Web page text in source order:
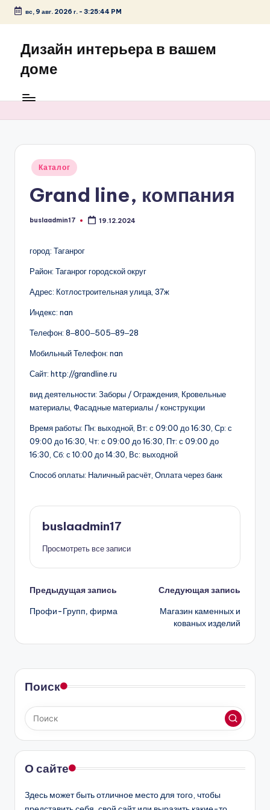
Перейти
содержимому
вс, 9 авг. 2026 г.- 3:25:44 PM
Дизайн интерьера в вашем
доме
Опубликовано
Каталог
Grand line, компания
Запись
buslaadmin17 19.12.2024
город: Таганрог
Район: Таганрог городской округ
Адрес: Котлостроительная улица, 37ж
Индекс: nan
Телефон: 8‒800‒505‒89‒28
Мобильный Телефон: nan
Сайт: http://grandline.ru
вид деятельности: Заборы / Ограждения, Кровельные
материалы, Фасадные материалы / конструкции
Время работы: Пн: выходной, Вт: с 09:00 до 16:30, Ср: с
09:00 до 16:30, Чт: с 09:00 до 16:30, Пт: с 09:00 до
16:30, Сб: с 10:00 до 14:30, Вс: выходной
Способ оплаты: Наличный расчёт, Оплата через банк
buslaadmin17
Просмотреть все записи
Навигация
записи
Предыдущая запись
Профи-Групп, фирма
Следующая запись
Магазин каменных и
кованых изделий
Поиск
О сайте
Здесь может быть отличное место для того, чтобы